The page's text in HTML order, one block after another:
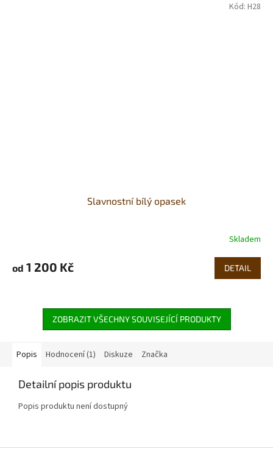
Slavnostní bílý opasek
Skladem
od 1 200 Kč DETAIL
Kód: H28
ZOBRAZIT VŠECHNY SOUVISEJÍCÍ PRODUKTY
Popis Hodnocení (1) Diskuze Značka
Detailní popis produktu
Popis produktu není dostupný